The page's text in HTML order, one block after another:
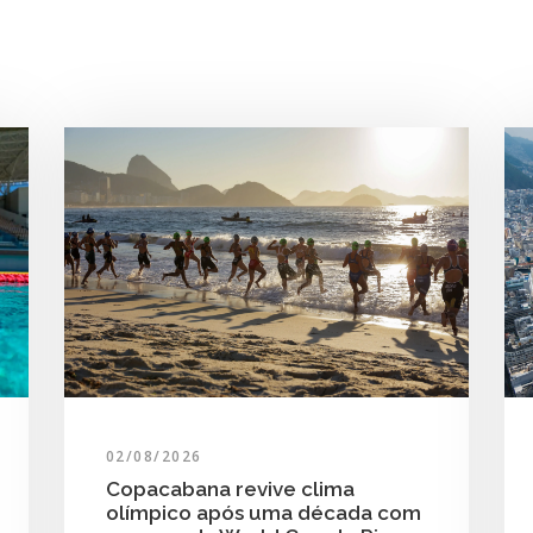
02/08/2026
Copacabana revive clima
olímpico após uma década com